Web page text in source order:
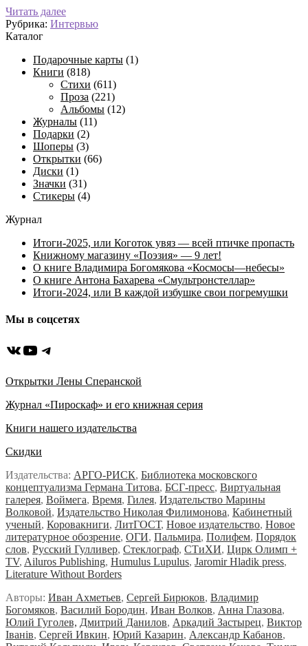
Читать далееСергей
Ивкин:
это
размышление
художника
о
стихах
Рубрика: Интервью
Каталог
Подарочные карты (1)
Книги (818)
Стихи (611)
Проза (221)
Альбомы (12)
Журналы (11)
Подарки (2)
Шоперы (3)
Открытки (66)
Диски (1)
Значки (31)
Стикеры (4)
Журнал
Итоги-2025, или Коготок увяз — всей птичке пропасть
Книжному магазину «Поэзия» — 9 лет!
О книге Владимира Богомякова «Космосы—небесы»
О книге Антона Бахарева «Смультронстеллар»
Итоги-2024, или В каждой избушке свои погремушки
Мы в соцсетях
ВКонтакте
YouTube
Telegram
Открытки Лены Сперанской
Журнал «Пироскаф» и его книжная серия
Книги нашего издательства
Скидки
Издательства: АРГО-РИСК, Библиотека московского
концептуализма Германа Титова, БСГ-пресс, Виртуальная
галерея, Воймега, Время, Гилея, Издательство Марины
Волковой, Издательство Николая Филимонова, Кабинетный
ученый, Коровакниги, ЛитГОСТ, Новое издательство, Новое
литературное обозрение, ОГИ, Пальмира, Полифем, Порядок
слов, Русский Гулливер, Стеклограф, СТиХИ, Цирк Олимп +
TV, Ailuros Publishing, Humulus Lupulus, Jaromir Hladik press,
Literature Without Borders
Авторы: Иван Ахметьев, Сергей Бирюков, Владимир
Богомяков, Василий Бородин, Иван Волков, Анна Глазова,
Юлий Гуголев, Дмитрий Данилов, Аркадий Застырец, Виктор
Iванiв, Сергей Ивкин, Юрий Казарин, Александр Кабанов,